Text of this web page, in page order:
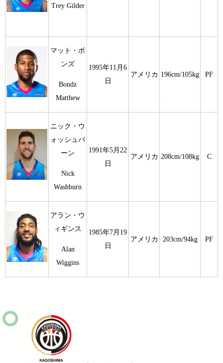
Trey Gilder
マット・ボ
ンズ
Bondz
Matthew
1995年11月6
日
アメリカ 196cm/105kg PF
ニック・ウ
ォッシュバ
ーン
Nick
Washburn
1991年5月22
日
アメリカ 208cm/108kg C
アラン・ウ
ィギンス
Alan
Wiggins
1985年7月19
日
アメリカ 203cm/94kg PF